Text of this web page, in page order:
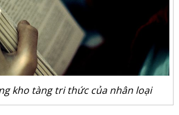
kho tàng tri thức của nhân loại